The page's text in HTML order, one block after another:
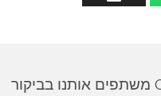
כותבים אורחים ב OUTPANEL משתפים אותנו בביקור